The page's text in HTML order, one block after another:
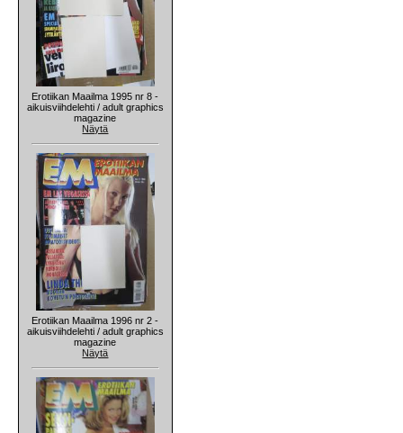
Erotiikan Maailma 1995 nr 8 -
aikuisviihdelehti / adult graphics
magazine
Näytä
Erotiikan Maailma 1996 nr 2 -
aikuisviihdelehti / adult graphics
magazine
Näytä